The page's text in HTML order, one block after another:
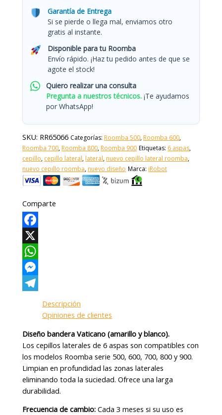
Garantía de Entrega
Si se pierde o llega mal, enviamos otro
gratis al instante.
Disponible para tu Roomba
Envío rápido. ¡Haz tu pedido antes de que se
agote el stock!
Quiero realizar una consulta
Pregunta a nuestros técnicos. ¡Te ayudamos
por WhatsApp!
SKU: RR65066 Categorías: Roomba 500, Roomba 600,
Roomba 700, Roomba 800, Roomba 900 Etiquetas: 6 aspas,
cepillo, cepillo lateral, lateral, nuevo cepillo lateral roomba,
nuevo cepillo roomba, nuevo diseño Marca: iRobot
Comparte
Facebook
X
WhatsApp
Messenger
Descripción
Opiniones de clientes
Diseño bandera Vaticano (amarillo y blanco).
Los cepillos laterales de 6 aspas son compatibles con
los modelos Roomba serie 500, 600, 700, 800 y 900.
Limpian en profundidad las zonas laterales
eliminando toda la suciedad. Ofrece una larga
durabilidad.
Frecuencia de cambio: Cada 3 meses si su uso es